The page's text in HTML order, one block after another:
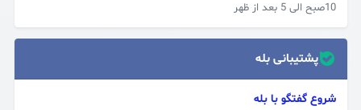
10صبح الی 5 بعد از ظهر
پشتیبانی بله
شروع گفتگو با بله